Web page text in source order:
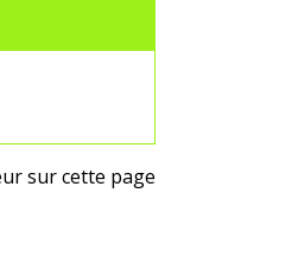
sur cette page